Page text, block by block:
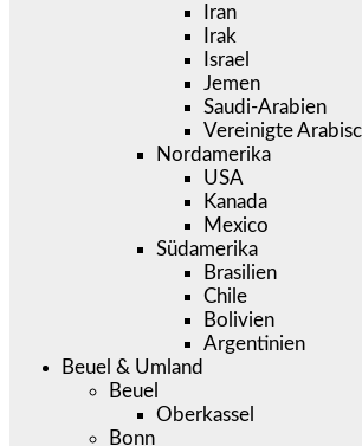
Iran
Irak
Israel
Jemen
Saudi-Arabien
Vereinigte
Nordamerika
USA
Kanada
Mexico
Südamerika
Brasilien
Chile
Bolivien
Argentinien
Beuel & Umland
Beuel
Oberkassel
Bonn